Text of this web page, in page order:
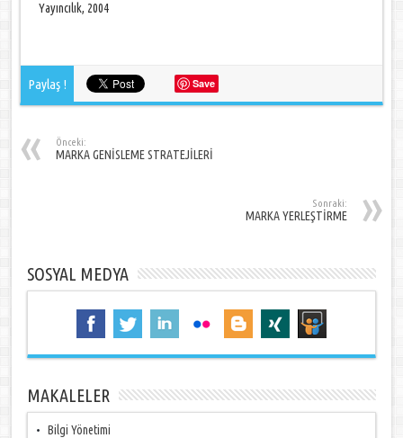
Yayıncılık, 2004
Paylaş ! Save
Önceki:
MARKA GENİSLEME STRATEJİLERİ
Sonraki:
MARKA YERLEŞTİRME
SOSYAL MEDYA
MAKALELER
Bilgi Yönetimi